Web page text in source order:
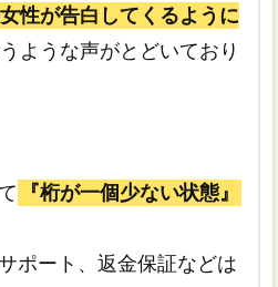
性が告白してくるように
ような声がとどいており
『桁が一個少ない状態』
ポート、返金保証などは